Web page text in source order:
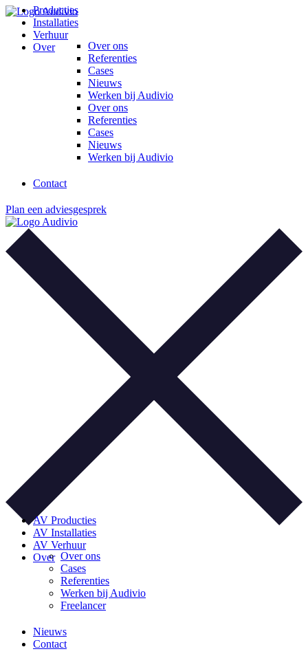
Ga
naar
inhoud
Main
Menu
Producties
Installaties
Verhuur
Over
Over ons
Referenties
Cases
Nieuws
Werken bij Audivio
Over ons
Referenties
Cases
Nieuws
Werken bij Audivio
Contact
Plan een adviesgesprek
AV Producties
AV Installaties
AV Verhuur
Over Over ons
Cases
Referenties
Werken bij Audivio
Freelancer
Nieuws
Contact